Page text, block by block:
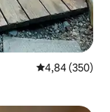
Priemerné
4,84 (350)